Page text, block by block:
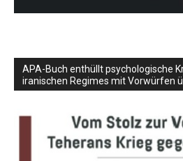
APA-Buch enthüllt psychologische
iranischen Regimes mit Vorwürfen